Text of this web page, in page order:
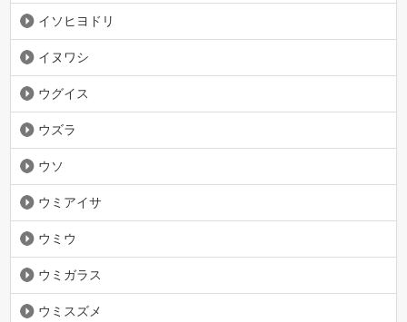
イソヒヨドリ
イヌワシ
ウグイス
ウズラ
ウソ
ウミアイサ
ウミウ
ウミガラス
ウミスズメ